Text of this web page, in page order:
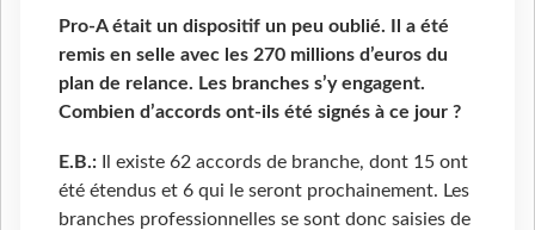
Pro-A était un dispositif un peu oublié. Il a été
remis en selle avec les 270 millions d’euros du
plan de relance. Les branches s’y engagent.
Combien d’accords ont-ils été signés à ce jour ?
E.B.:
Il existe 62 accords de branche, dont 15 ont
été étendus et 6 qui le seront prochainement. Les
branches professionnelles se sont donc saisies de